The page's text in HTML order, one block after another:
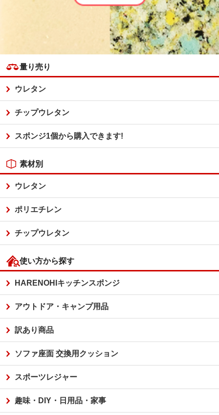
量り売り
ウレタン
チップウレタン
スポンジ1個から購入できます!
素材別
ウレタン
ポリエチレン
チップウレタン
使い方から探す
HARENOHIキッチンスポンジ
アウトドア・キャンプ用品
訳あり商品
ソファ座面 交換用クッション
スポーツレジャー
趣味・DIY・日用品・家事